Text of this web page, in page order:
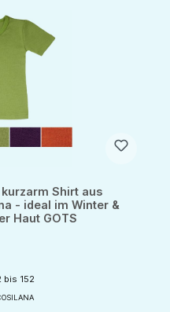
Shirt aus
- ideal im Winter &
Haut GOTS
bis 152